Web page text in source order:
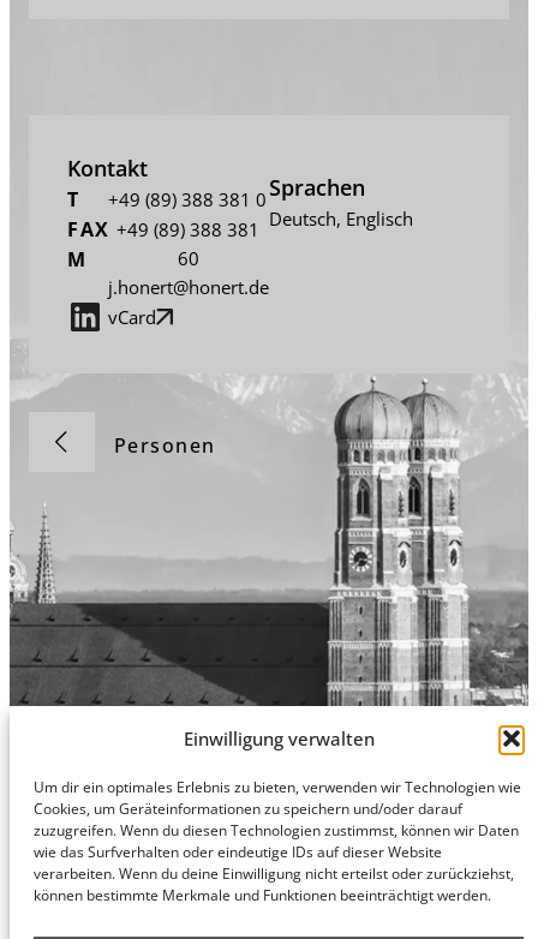
Einwilligung verwalten
Um dir ein optimales Erlebnis zu bieten, verwenden wir Technologien wie
Cookies, um Geräteinformationen zu speichern und/oder darauf
zuzugreifen. Wenn du diesen Technologien zustimmst, können wir Daten
wie das Surfverhalten oder eindeutige IDs auf dieser Website
verarbeiten. Wenn du deine Einwilligung nicht erteilst oder zurückziehst,
können bestimmte Merkmale und Funktionen beeinträchtigt werden.
Kontakt
T
FAX
M
+49 (89) 388 381 0
+49 (89) 388 381
60
j.honert@honert.de
vCard
Sprachen
Deutsch, Englisch
Personen
Hamburg
honert
hamburg
PartG mbB
München
honert
münchen
PartG mbB
Datenschutz
Impressum